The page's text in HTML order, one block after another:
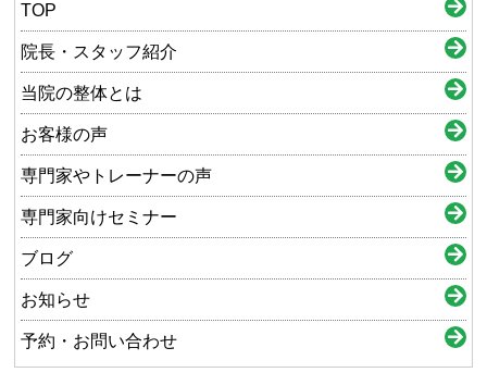
TOP
院長・スタッフ紹介
当院の整体とは
お客様の声
専門家やトレーナーの声
専門家向けセミナー
ブログ
お知らせ
予約・お問い合わせ